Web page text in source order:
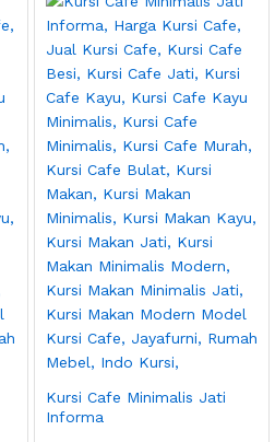
Kursi Cafe Minimalis Jati
Informa